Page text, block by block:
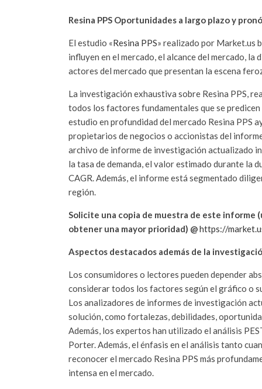
Resina PPS Oportunidades a largo plazo y
El estudio «Resina PPS» realizado por Market.us
influyen en el mercado, el alcance del mercado,
actores del mercado que presentan la escena
La investigación exhaustiva sobre Resina PPS,
todos los factores fundamentales que se
estudio en profundidad del mercado Resina PPS
propietarios de negocios o accionistas del
archivo de informe de investigación actualizado
la tasa de demanda, el valor estimado durante la
CAGR. Además, el informe está segmentado
región.
Solicite una copia de muestra de este informe
obtener una mayor prioridad) @https://
Aspectos destacados además de la
Los consumidores o lectores pueden depender
considerar todos los factores según el gráfico o
Los analizadores de informes de investigación
solución, como fortalezas, debilidades,
Además, los expertos han utilizado el análisis
Porter. Además, el énfasis en el análisis tanto
reconocer el mercado Resina PPS más
intensa en el mercado.